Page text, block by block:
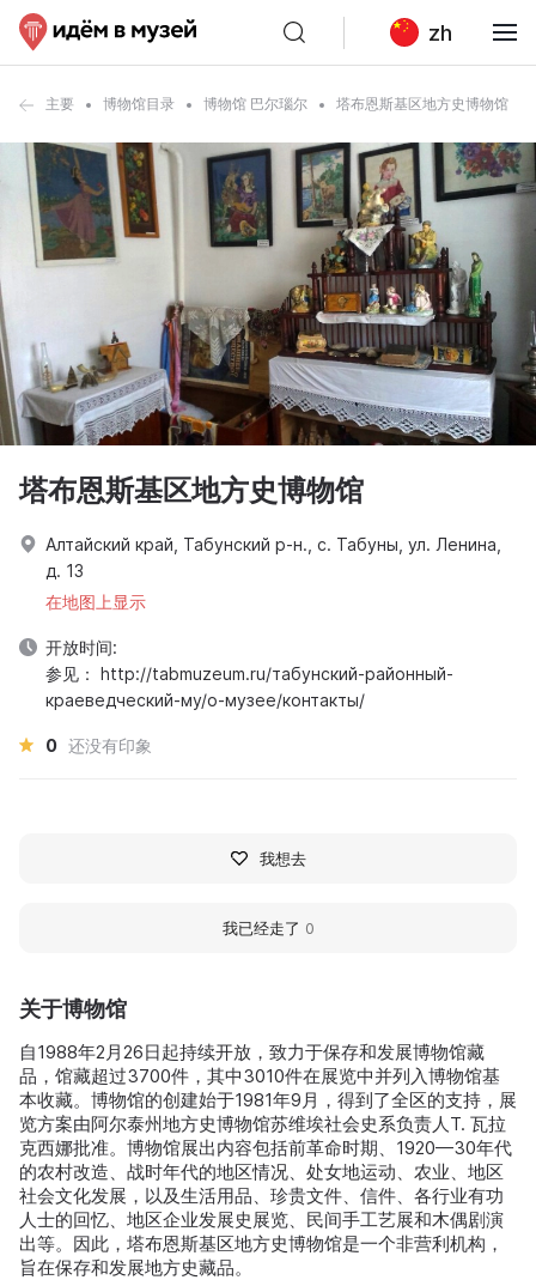
zh
主要 博物馆目录 博物馆 巴尔瑙尔 塔布恩斯基区地方史博物馆
关于博物馆
自1988年2月26日起持续开放，致力于保存和发展博物馆藏
品，馆藏超过3700件，其中3010件在展览中并列入博物馆基
本收藏。博物馆的创建始于1981年9月，得到了全区的支持，展
览方案由阿尔泰州地方史博物馆苏维埃社会史系负责人T. 瓦拉
克西娜批准。博物馆展出内容包括前革命时期、1920—30年代
的农村改造、战时年代的地区情况、处女地运动、农业、地区
社会文化发展，以及生活用品、珍贵文件、信件、各行业有功
人士的回忆、地区企业发展史展览、民间手工艺展和木偶剧演
出等。因此，塔布恩斯基区地方史博物馆是一个非营利机构，
旨在保存和发展地方史藏品。
塔布恩斯基区地方史博物馆
Алтайский край, Табунский р-н., с. Табуны, ул. Ленина,
д. 13
在地图上显示
开放时间:
参见： http://tabmuzeum.ru/табунский-районный-
краеведческий-му/о-музее/контакты/
0 还没有印象
我想去
我已经走了 0